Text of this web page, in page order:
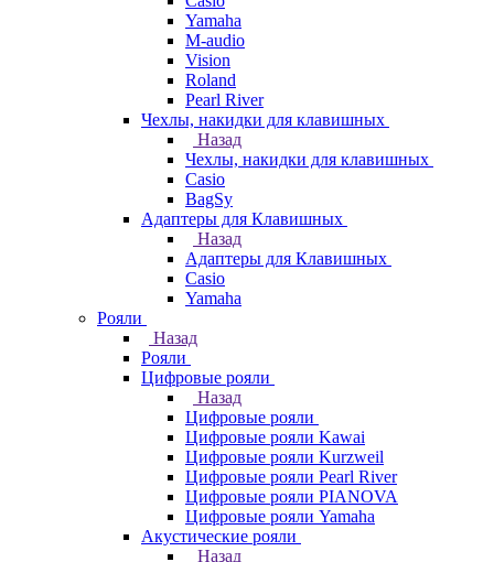
Yamaha
M-audio
Vision
Roland
Pearl River
Чехлы, накидки для клавишных
Назад
Чехлы, накидки для клавишных
Casio
BagSy
Адаптеры для Клавишных
Назад
Адаптеры для Клавишных
Casio
Yamaha
Рояли
Назад
Рояли
Цифровые рояли
Назад
Цифровые рояли
Цифровые рояли Kawai
Цифровые рояли Kurzweil
Цифровые рояли Pearl River
Цифровые рояли PIANOVA
Цифровые рояли Yamaha
Акустические рояли
Назад